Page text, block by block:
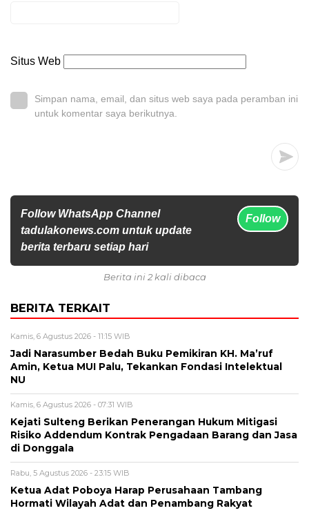
Situs Web
Simpan nama, email, dan situs web saya pada peramban ini
untuk komentar saya berikutnya.
Follow WhatsApp Channel
tadulakonews.com untuk update
berita terbaru setiap hari
Follow
Berita ini 2 kali dibaca
BERITA TERKAIT
Kamis, 6 Agustus 2026 - 11:15 WIB
Jadi Narasumber Bedah Buku Pemikiran KH. Ma’ruf
Amin, Ketua MUI Palu, Tekankan Fondasi Intelektual
NU
Kamis, 6 Agustus 2026 - 07:31 WIB
Kejati Sulteng Berikan Penerangan Hukum Mitigasi
Risiko Addendum Kontrak Pengadaan Barang dan Jasa
di Donggala
Rabu, 5 Agustus 2026 - 23:15 WIB
Ketua Adat Poboya Harap Perusahaan Tambang
Hormati Wilayah Adat dan Penambang Rakyat